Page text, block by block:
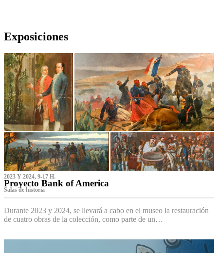
Exposiciones
2023 Y 2024, 9-17 H.
Proyecto Bank of America
S‌alas de historia
Durante 2023 y 2024, se llevará a cabo en el museo la restauración
de cuatro obras de la colección, como parte de un…